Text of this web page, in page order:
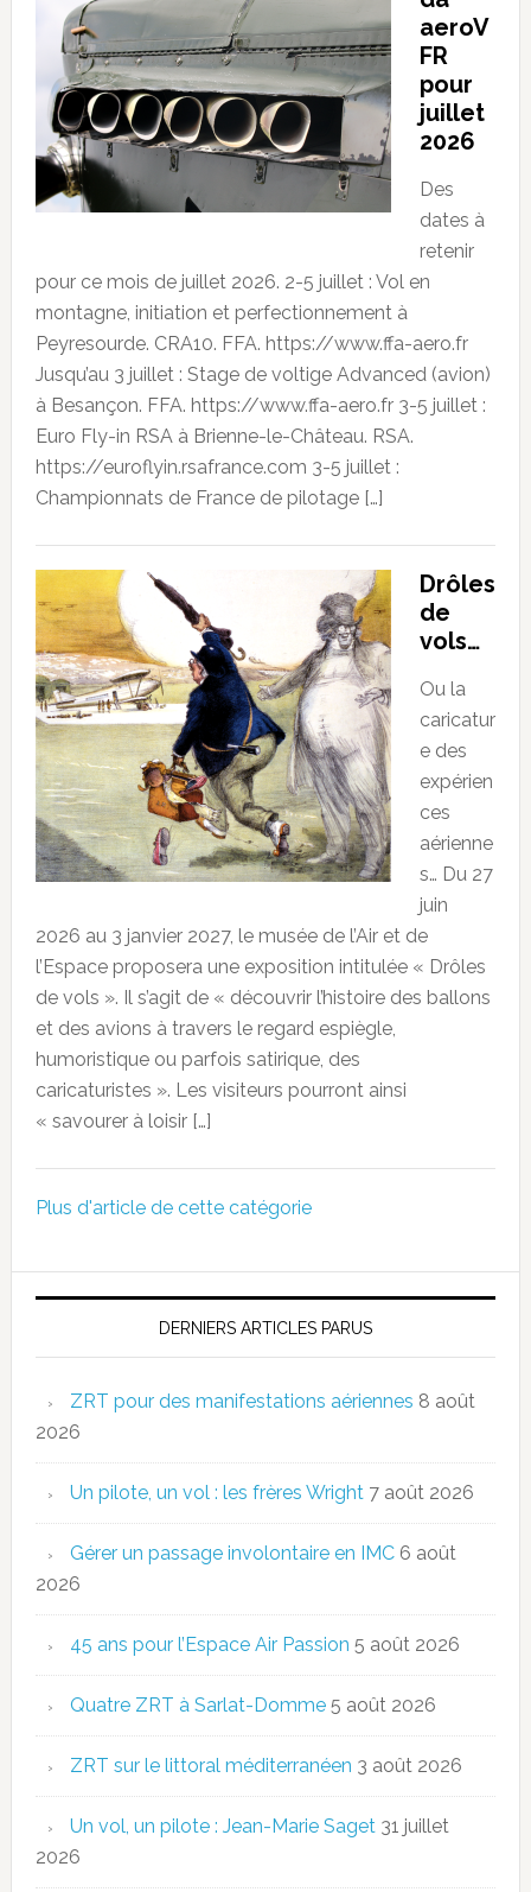
aeroV
FR
pour
juillet
2026
Des
dates à
retenir
pour ce mois de juillet 2026. 2-5 juillet : Vol en
montagne, initiation et perfectionnement à
Peyresourde. CRA10. FFA. https://www.ffa-aero.fr
Jusqu’au 3 juillet : Stage de voltige Advanced (avion)
à Besançon. FFA. https://www.ffa-aero.fr 3-5 juillet :
Euro Fly-in RSA à Brienne-le-Château. RSA.
https://euroflyin.rsafrance.com 3-5 juillet :
Championnats de France de pilotage […]
Drôles
de
vols…
Ou la
caricatur
e des
expérien
ces
aérienne
s… Du 27
juin
2026 au 3 janvier 2027, le musée de l’Air et de
l’Espace proposera une exposition intitulée « Drôles
de vols ». Il s’agit de « découvrir l’histoire des ballons
et des avions à travers le regard espiègle,
humoristique ou parfois satirique, des
caricaturistes ». Les visiteurs pourront ainsi
« savourer à loisir […]
Plus d'article de cette catégorie
DERNIERS ARTICLES PARUS
ZRT pour des manifestations aériennes 8 août
2026
Un pilote, un vol : les frères Wright 7 août 2026
Gérer un passage involontaire en IMC 6 août
2026
45 ans pour l’Espace Air Passion 5 août 2026
Quatre ZRT à Sarlat-Domme 5 août 2026
ZRT sur le littoral méditerranéen 3 août 2026
Un vol, un pilote : Jean-Marie Saget 31 juillet
2026